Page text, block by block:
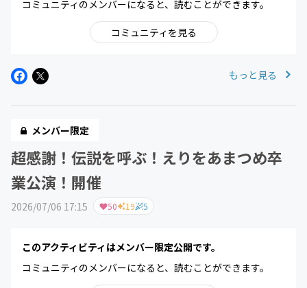
コミュニティのメンバーになると、読むことができます。
コミュニティを見る
もっと見る
メンバー限定
超感謝！伝説を呼ぶ！えりをあまつめ卒
業公演！開催
2026/07/06 17:15 50 19 5
このアクティビティはメンバー限定公開です。
コミュニティのメンバーになると、読むことができます。